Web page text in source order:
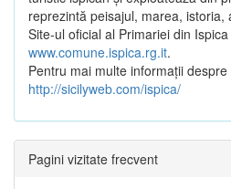
reprezintă peisajul, marea, istoria,
Site-ul oficial al Primariei din
www.comune.ispica.rg.it.
Pentru mai multe informaţii
http://sicilyweb.com/ispica/
Pagini vizitate frecvent